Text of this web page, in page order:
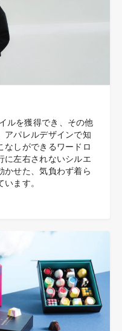
ルを獲得でき、その他
アパレルデザインで知
なしができるワードロ
に左右されないシルエ
かせた、気負わず着ら
ます。